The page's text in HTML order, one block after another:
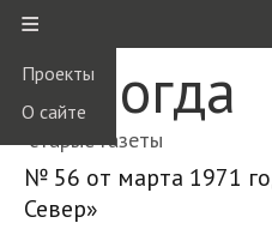
≡
Проекты
О сайте
Вологда
старые газеты
№ 56 от марта 1971
Север»